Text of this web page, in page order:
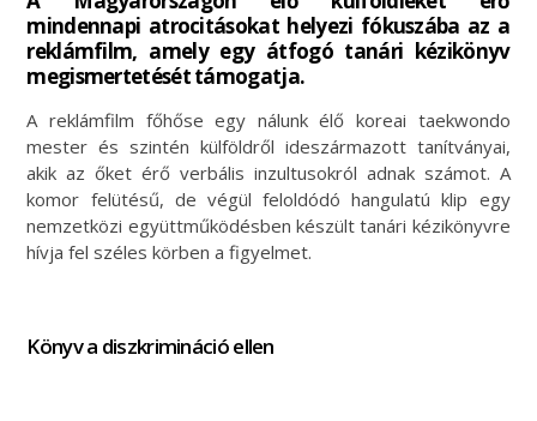
mindennapi atrocitásokat helyezi fókuszába az a
reklámfilm, amely egy átfogó tanári kézikönyv
megismertetését támogatja.
A reklámfilm főhőse egy nálunk élő koreai taekwondo
mester és szintén külföldről ideszármazott tanítványai,
akik az őket érő verbális inzultusokról adnak számot. A
komor felütésű, de végül feloldódó hangulatú klip egy
nemzetközi együttműködésben készült tanári kézikönyvre
hívja fel széles körben a figyelmet.
Könyv a diszkrimináció ellen